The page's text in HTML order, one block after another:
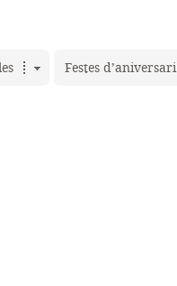
Festes d’aniversari